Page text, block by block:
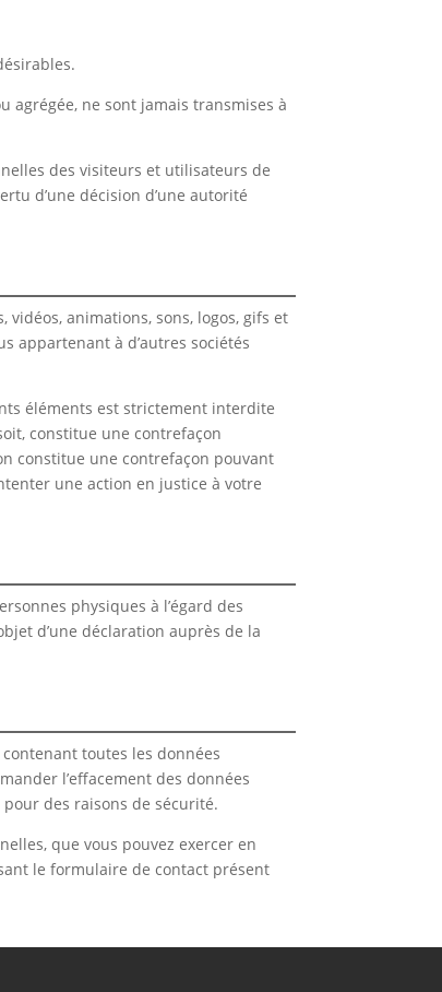
agrégée, ne sont jamais transmises à
des visiteurs et utilisateurs de
d’une décision d’une autorité
animations, sons, logos, gifs et
appartenant à d’autres sociétés
éléments est strictement interdite
constitue une contrefaçon
constitue une contrefaçon pouvant
une action en justice à votre
physiques à l’égard des
d’une déclaration auprès de la
toutes les données
l’effacement des données
des raisons de sécurité.
que vous pouvez exercer en
le formulaire de contact présent